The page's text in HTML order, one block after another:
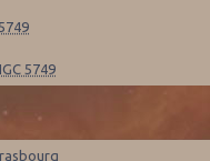
5749